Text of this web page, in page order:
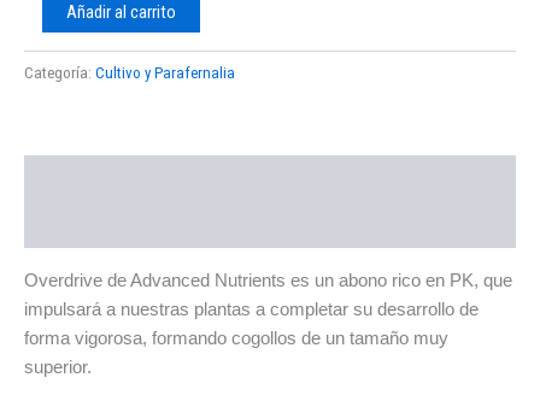
Añadir al carrito
Categoría: Cultivo y Parafernalia
Overdrive de Advanced Nutrients es un abono rico en PK, que
impulsará a nuestras plantas a completar su desarrollo de
forma vigorosa, formando cogollos de un tamaño muy
superior.